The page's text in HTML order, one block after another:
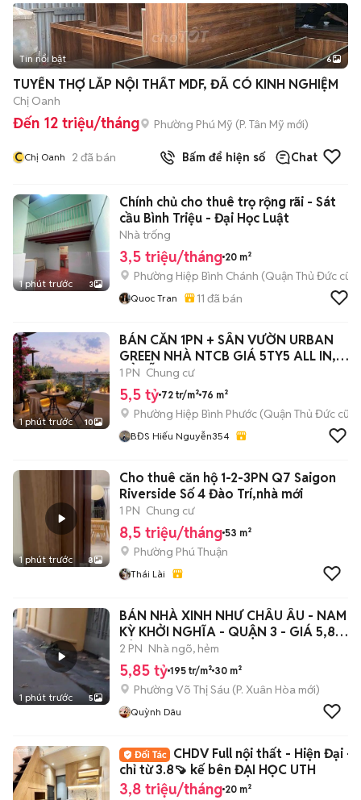
+2
Tin nổi bật 6
TUYỂN THỢ LẮP NỘI THẤT MDF, ĐÃ CÓ KINH NGHIỆM
Chị Oanh
Đến 12 triệu/tháng Phường Phú Mỹ (P. Tân Mỹ mới)
CChị Oanh 2 đã bán Bấm để hiện số Chat
1 phút trước 3
Chính chủ cho thuê trọ rộng rãi - Sát
cầu Bình Triệu - Đại Học Luật
Nhà trống
3,5 triệu/tháng 20 m²
Phường Hiệp Bình Chánh (Quận Thủ Đức cũ)
Quoc Tran 11 đã bán
1 phút trước 10
BÁN CĂN 1PN + SÂN VƯỜN URBAN
GREEN NHÀ NTCB GIÁ 5TY5 ALL IN,
SỔ SẴN
1 PN Chung cư
5,5 tỷ 72 tr/m² 76 m²
Phường Hiệp Bình Phước (Quận Thủ Đức cũ)
BĐS Hiếu Nguyễn354
1 phút trước 8
Cho thuê căn hộ 1-2-3PN Q7 Saigon
Riverside Số 4 Đào Trí,nhà mới
1 PN Chung cư
8,5 triệu/tháng 53 m²
Phường Phú Thuận
Thái Lài
1 phút trước 5
BÁN NHÀ XINH NHƯ CHÂU ÂU - NAM
KỲ KHỞI NGHĨA - QUẬN 3 - GIÁ 5,85
TỶ
2 PN Nhà ngõ, hẻm
5,85 tỷ 195 tr/m² 30 m²
Phường Võ Thị Sáu (P. Xuân Hòa mới)
Quỳnh Dâu
CHDV Full nội thất - Hiện Đại -
chỉ từ 3.8🍠 kế bên ĐẠI HỌC UTH
3,8 triệu/tháng 20 m²